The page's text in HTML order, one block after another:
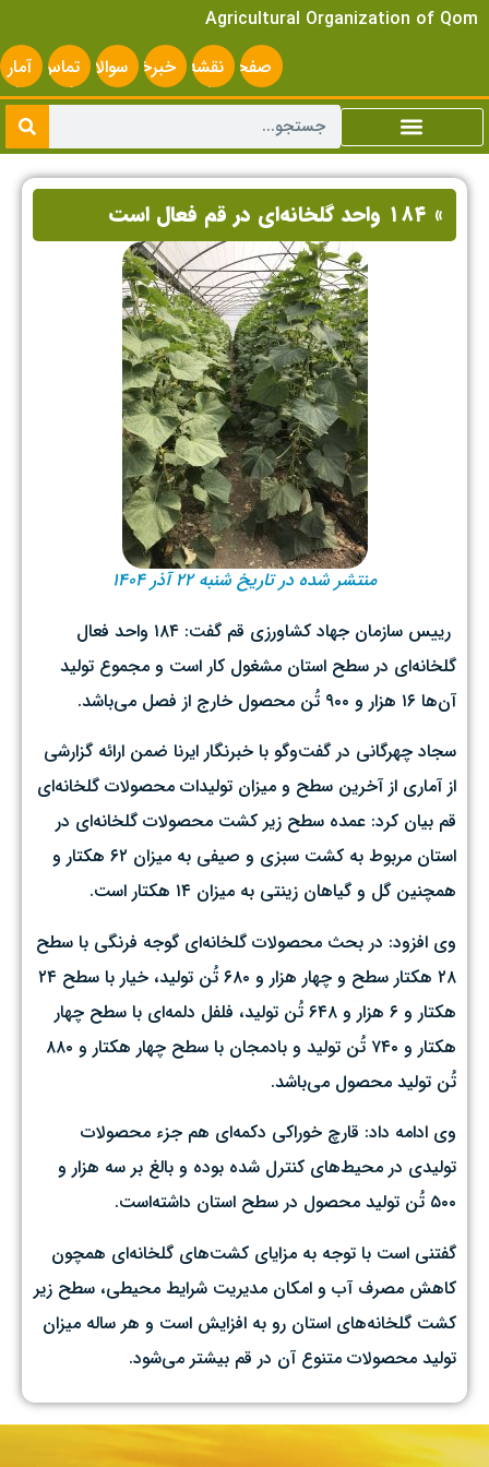
Agricultural Organization of Qom
صفحه
اصلی
نقشه
سایت
خبرخوانسوالات
متداول
تماس
با ما
آمار
» ۱۸۴ واحد گلخانه‌ای در قم فعال است
منتشر شده در تاریخ شنبه ۲۲ آذر ۱۴۰۴
رییس سازمان جهاد کشاورزی قم گفت: ۱۸۴ واحد فعال
گلخانه‌ای در سطح استان مشغول کار است و مجموع تولید
آن‌ها ۱۶ هزار و ۹۰۰ تُن محصول خارج از فصل می‌باشد.
سجاد چهرگانی در گفت‌وگو با خبرنگار ایرنا ضمن ارائه گزارشی
از آماری از آخرین سطح و میزان تولیدات محصولات گلخانه‌ای
قم بیان کرد: عمده سطح زیر کشت محصولات گلخانه‌ای در
استان مربوط به کشت سبزی و صیفی به میزان ۶۲ هکتار و
همچنین گل و گیاهان زینتی به میزان ۱۴ هکتار است.
وی افزود: در بحث محصولات گلخانه‌ای گوجه فرنگی با سطح
۲۸ هکتار سطح و چهار هزار و ۶۸۰ تُن تولید، خیار با سطح ۲۴
هکتار و ۶ هزار و ۶۴۸ تُن تولید، فلفل دلمه‌ای با سطح چهار
هکتار و ۷۴۰ تُن تولید و بادمجان با سطح چهار هکتار و ۸۸۰
تُن تولید محصول می‌باشد.
وی ادامه داد: قارچ خوراکی دکمه‌ای هم جزء محصولات
تولیدی در محیط‌های کنترل شده بوده و بالغ بر سه هزار و
۵۰۰ تُن تولید محصول در سطح استان داشته‌است.
گفتنی است با توجه به مزایای کشت‌های گلخانه‌ای همچون
کاهش مصرف آب و امکان مدیریت شرایط محیطی، سطح زیر
کشت گلخانه‌های استان رو به افزایش است و هر ساله میزان
تولید محصولات متنوع آن در قم بیشتر می‌شود.